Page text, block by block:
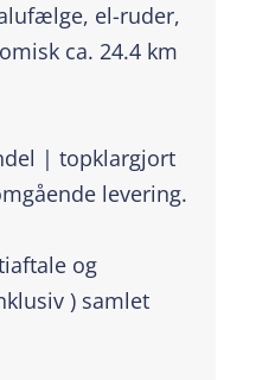
el-ruder,
ca. 24.4 km
| topklargjort
levering.
og
) samlet